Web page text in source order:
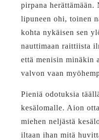
pirpana
lipuneen ohi, toinen
kohta nykäisen sen
nauttimaan raittiista
että menisin minäkin
valvon vaan
Pieniä odotuksia
kesälomalle. Aion
miehen neljästä
iltaan ihan mitä